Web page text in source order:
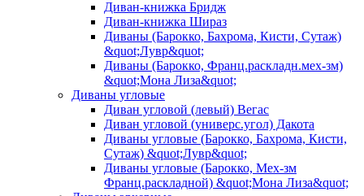
Диван-книжка Бридж
Диван-книжка Шираз
Диваны (Барокко, Бахрома, Кисти, Сутаж)
&quot;Лувр&quot;
Диваны (Барокко, Франц.раскладн.мех-зм)
&quot;Мона Лиза&quot;
Диваны угловые
Диван угловой (левый) Вегас
Диван угловой (универс.угол) Дакота
Диваны угловые (Барокко, Бахрома, Кисти,
Сутаж) &quot;Лувр&quot;
Диваны угловые (Барокко, Мех-зм
Франц.раскладной) &quot;Мона Лиза&quot;